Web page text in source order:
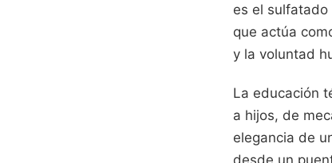
es el sulfatado
que actúa
y la voluntad
La educación
a hijos, de
elegancia de